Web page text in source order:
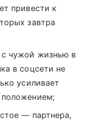
привести к
завтра
с чужой жизнью в
в соцсети не
усиливает
положением;
— партнера,